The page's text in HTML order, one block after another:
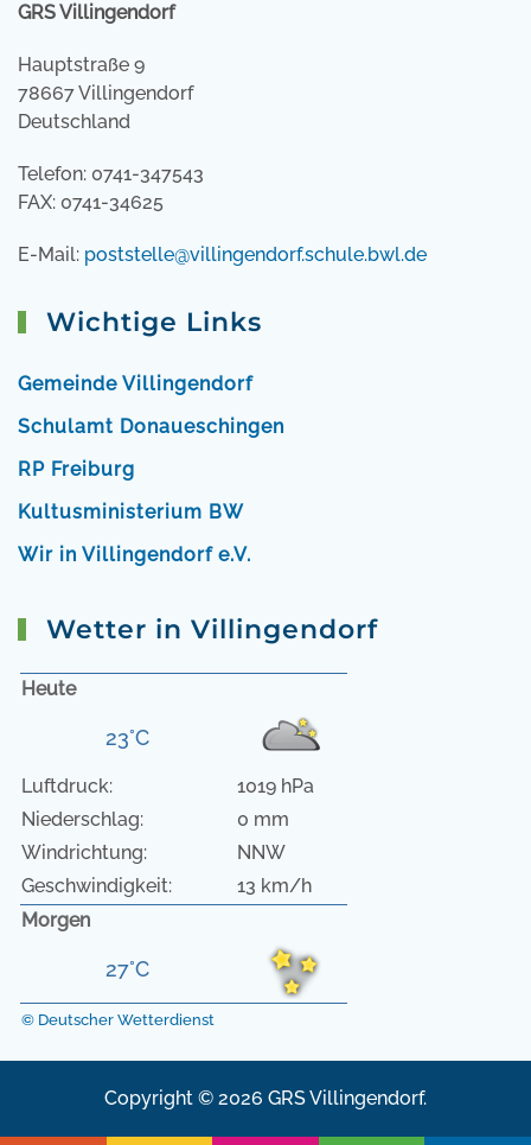
GRS Villingendorf
Hauptstraße 9
78667 Villingendorf
Deutschland
Telefon: 0741-347543
FAX: 0741-34625
E-Mail: poststelle@villingendorf.schule.bwl.de
Wichtige Links
Gemeinde Villingendorf
Schulamt Donaueschingen
RP Freiburg
Kultusministerium BW
Wir in Villingendorf e.V.
Wetter in Villingendorf
Heute
23°C
Luftdruck:
1019 hPa
Niederschlag:
0 mm
Windrichtung:
NNW
Geschwindigkeit:
13 km/h
Morgen
27°C
© Deutscher Wetterdienst
Copyright © 2026 GRS Villingendorf.